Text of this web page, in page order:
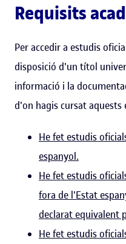
Requisits
Per accedir a estudis
disposició d'un títol
informació i la
d'on hagis cursat aquests
He fet estudis
espanyol.
He fet estudis
fora de l'Estat
declarat equivalent
He fet estudis